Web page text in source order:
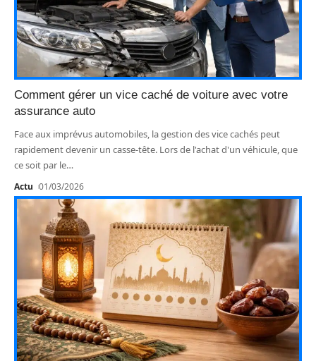
Comment gérer un vice caché de voiture avec votre
assurance auto
Face aux imprévus automobiles, la gestion des vice cachés peut
rapidement devenir un casse-tête. Lors de l'achat d'un véhicule, que
ce soit par le…
Actu 01/03/2026